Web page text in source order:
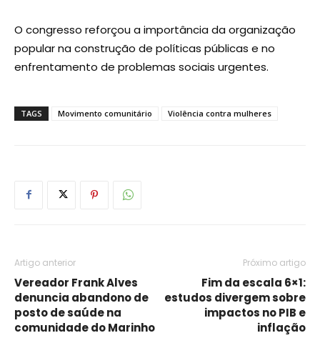
O congresso reforçou a importância da organização
popular na construção de políticas públicas e no
enfrentamento de problemas sociais urgentes.
TAGS Movimento comunitário Violência contra mulheres
Artigo anterior
Vereador Frank Alves
denuncia abandono de
posto de saúde na
comunidade do Marinho
Próximo artigo
Fim da escala 6×1:
estudos divergem sobre
impactos no PIB e
inflação